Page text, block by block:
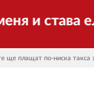
ще плащат по-ниска такса